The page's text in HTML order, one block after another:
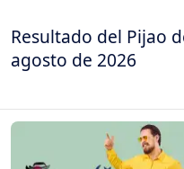
Resultado del Pijao
agosto de 2026